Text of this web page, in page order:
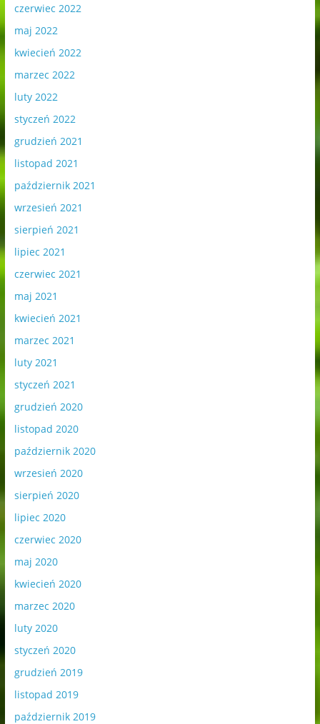
czerwiec 2022
maj 2022
kwiecień 2022
marzec 2022
luty 2022
styczeń 2022
grudzień 2021
listopad 2021
październik 2021
wrzesień 2021
sierpień 2021
lipiec 2021
czerwiec 2021
maj 2021
kwiecień 2021
marzec 2021
luty 2021
styczeń 2021
grudzień 2020
listopad 2020
październik 2020
wrzesień 2020
sierpień 2020
lipiec 2020
czerwiec 2020
maj 2020
kwiecień 2020
marzec 2020
luty 2020
styczeń 2020
grudzień 2019
listopad 2019
październik 2019